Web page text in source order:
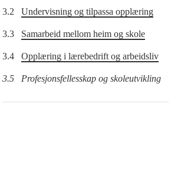
3.2 Undervisning og tilpassa opplæring
3.3 Samarbeid mellom heim og skole
3.4 Opplæring i lærebedrift og arbeidsliv
3.5 Profesjonsfellesskap og skoleutvikling